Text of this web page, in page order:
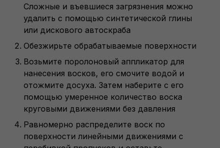
Сложные и въевшиеся загрязнения можно
удалить с помощью синтетической глины
или дискового автоскраба
Обезжирьте обрабатываемые поверхности
Возьмите поролоновый аппликатор для
нанесения восков, его смочите водой и
отожмите досуха. Затем наберите с его
помощью умеренное количество воска
круговыми движениями без давления
Равномерно распределите воск по
поверхности линейными движениями с